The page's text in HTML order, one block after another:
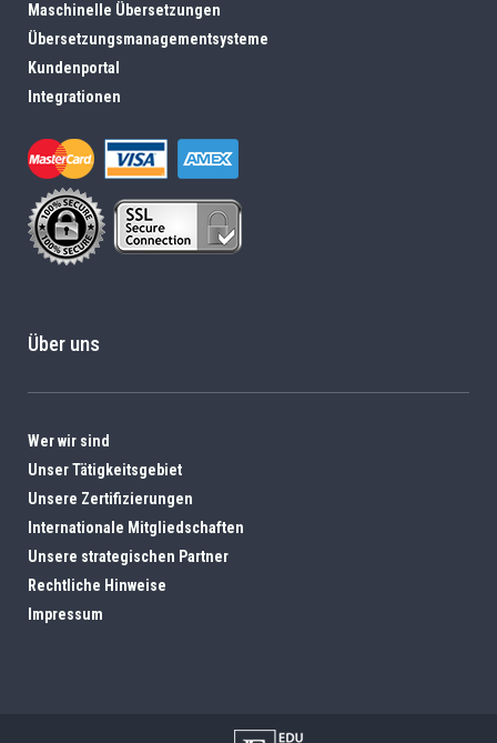
Maschinelle Übersetzungen
Übersetzungsmanagementsysteme
Kundenportal
Integrationen
Über uns
Wer wir sind
Unser Tätigkeitsgebiet
Unsere Zertifizierungen
Internationale Mitgliedschaften
Unsere strategischen Partner
Rechtliche Hinweise
Impressum